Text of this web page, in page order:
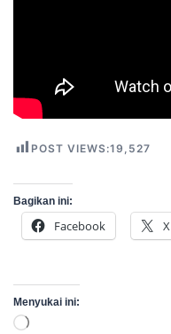
POST VIEWS:19,527
Bagikan ini:
Facebook X
Menyukai ini:
Memuat...